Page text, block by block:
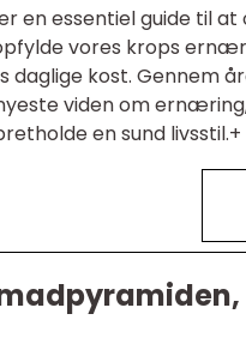
en essentiel guide til
vores krops
daglige kost. Gennem
viden om
en sund livsstil.+